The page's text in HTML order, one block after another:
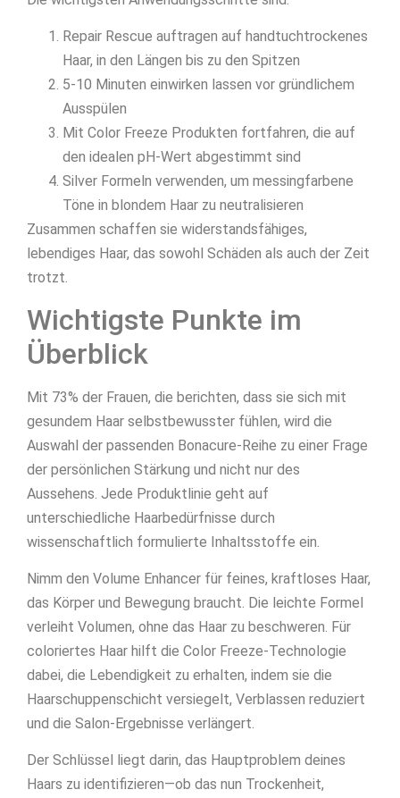
Repair Rescue auftragen auf handtuchtrockenes
Haar, in den Längen bis zu den Spitzen
5-10 Minuten einwirken lassen vor gründlichem
Ausspülen
Mit Color Freeze Produkten fortfahren, die auf
den idealen pH-Wert abgestimmt sind
Silver Formeln verwenden, um messingfarbene
Töne in blondem Haar zu neutralisieren
Zusammen schaffen sie widerstandsfähiges,
lebendiges Haar, das sowohl Schäden als auch der Zeit
trotzt.
Wichtigste Punkte im
Überblick
Mit 73% der Frauen, die berichten, dass sie sich mit
gesundem Haar selbstbewusster fühlen, wird die
Auswahl der passenden Bonacure-Reihe zu einer Frage
der persönlichen Stärkung und nicht nur des
Aussehens. Jede Produktlinie geht auf
unterschiedliche Haarbedürfnisse durch
wissenschaftlich formulierte Inhaltsstoffe ein.
Nimm den Volume Enhancer für feines, kraftloses Haar,
das Körper und Bewegung braucht. Die leichte Formel
verleiht Volumen, ohne das Haar zu beschweren. Für
coloriertes Haar hilft die Color Freeze-Technologie
dabei, die Lebendigkeit zu erhalten, indem sie die
Haarschuppenschicht versiegelt, Verblassen reduziert
und die Salon-Ergebnisse verlängert.
Der Schlüssel liegt darin, das Hauptproblem deines
Haars zu identifizieren—ob das nun Trockenheit,